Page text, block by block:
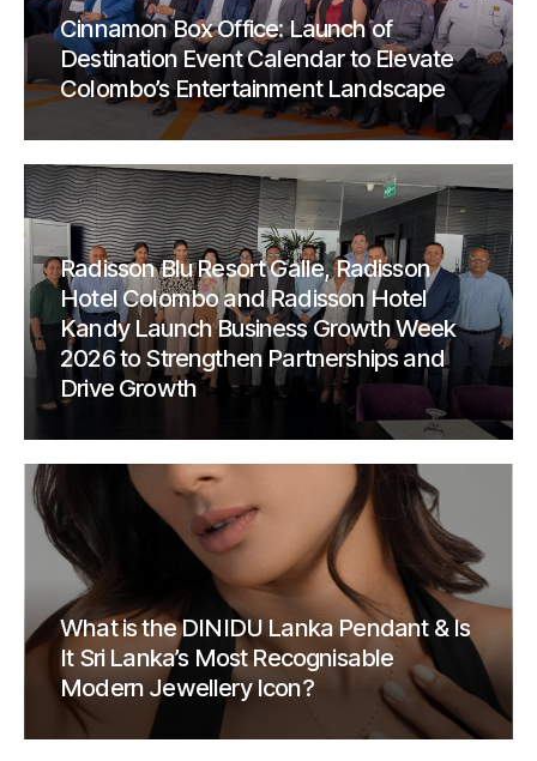
Cinnamon Box Office: Launch of
Destination Event Calendar to Elevate
Colombo’s Entertainment Landscape
Radisson Blu Resort Galle, Radisson
Hotel Colombo and Radisson Hotel
Kandy Launch Business Growth Week
2026 to Strengthen Partnerships and
Drive Growth
What is the DINIDU Lanka Pendant & Is
It Sri Lanka’s Most Recognisable
Modern Jewellery Icon?